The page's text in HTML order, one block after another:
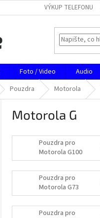
VÝKUP TELEFONU
Foto / Video Audio
Pouzdra Motorola
Motorola G
Pouzdra pro
Motorola G100
Pouzdra pro
Motorola G73
Pouzdra pro